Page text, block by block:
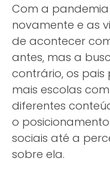
Com a
novamente e as
de acontecer
antes, mas a
contrário, os
mais escolas
diferentes
o
sociais até a
sobre ela.